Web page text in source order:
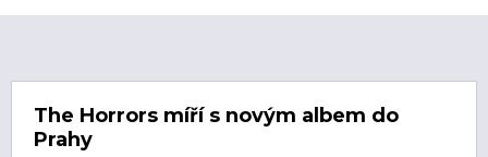
VIDEOTIP
ALTERSFÉRA
ARTEIN
ROZHOVORY
The Horrors míří s novým albem do
Prahy